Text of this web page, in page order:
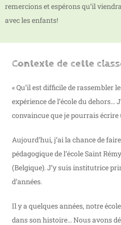
remercions et espérons qu’il
avec les enfants!
Contexte de cette
« Qu’il est difficile de rassembler
expérience de l’école du dehors…
convaincue que je pourrais écrire
Aujourd’hui, j’ai la chance de
pédagogique de l’école Saint
(Belgique). J’y suis institutrice
d’années.
Il y a quelques années, notre
dans son histoire… Nous avons